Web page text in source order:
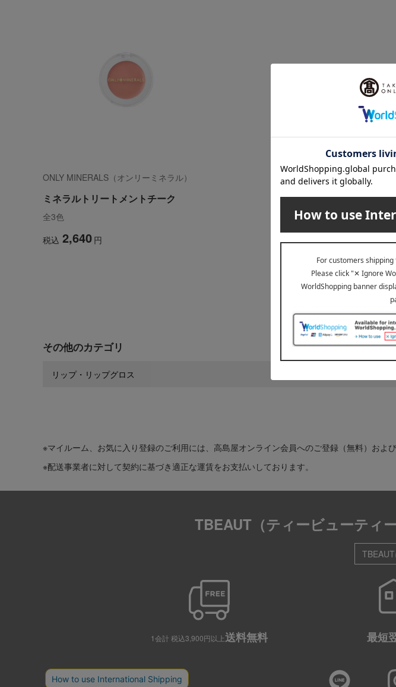
ONLY MINERALS（オンリーミネラル）
ミネラルトリートメントチーク
全3色
税込 2,640 円
1件 (1/
その他のカテゴリ
リップ・リップグロス
※マイルーム、お気に入り登録のご利用には、高島屋オンライン会員へのご登録（無料）およ
※配送事業者に対して契約に基づき適正な運賃をお支払いしております。
TBEAUT（ティービューティ
1会計 税込3,900円以上送料無料 最短